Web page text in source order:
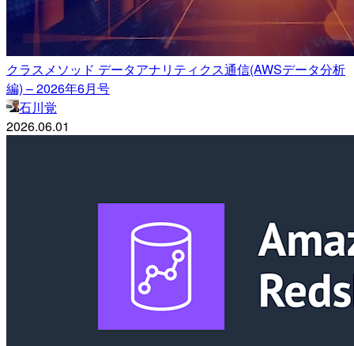
クラスメソッド データアナリティクス通信(AWSデータ分析
編) – 2026年6月号
石川覚
2026.06.01